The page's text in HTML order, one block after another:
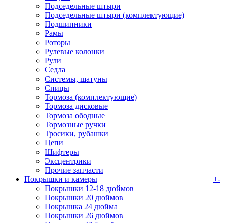
Подседельные штыри
Подседельные штыри (комплектующие)
Подшипники
Рамы
Роторы
Рулевые колонки
Рули
Седла
Системы, шатуны
Спицы
Тормоза (комплектующие)
Тормоза дисковые
Тормоза ободные
Тормозные ручки
Тросики, рубашки
Цепи
Шифтеры
Эксцентрики
Прочие запчасти
Покрышки и камеры
+-
Покрышки 12-18 дюймов
Покрышки 20 дюймов
Покрышка 24 дюйма
Покрышки 26 дюймов